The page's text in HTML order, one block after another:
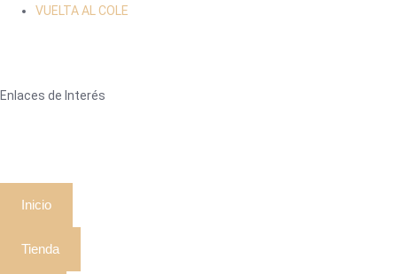
VUELTA AL COLE
Enlaces de Interés
Inicio
Tienda